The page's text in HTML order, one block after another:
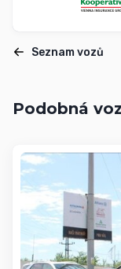
Seznam vozů
Podobná